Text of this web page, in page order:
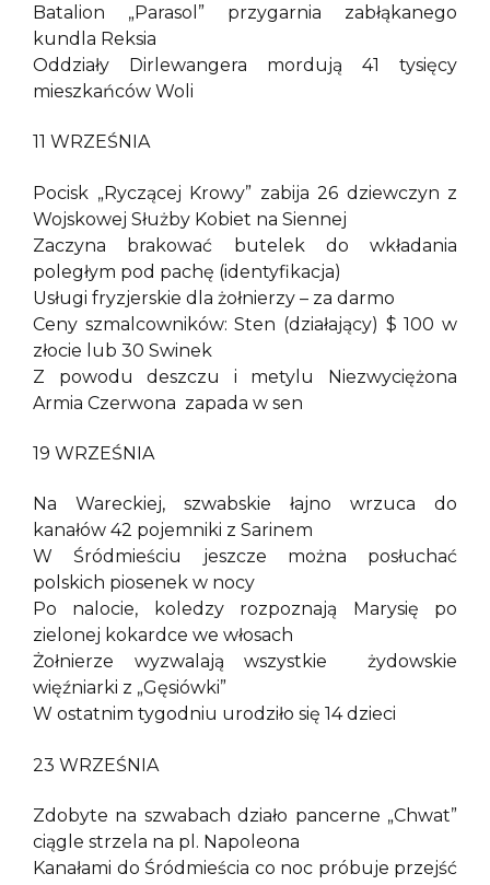
Batalion „Parasol” przygarnia zabłąkanego
kundla Reksia
Oddziały Dirlewangera mordują 41 tysięcy
mieszkańców Woli
11 WRZEŚNIA
Pocisk „Ryczącej Krowy” zabija 26 dziewczyn z
Wojskowej Służby Kobiet na Siennej
Zaczyna brakować butelek do wkładania
poległym pod pachę (identyfikacja)
Usługi fryzjerskie dla żołnierzy – za darmo
Ceny szmalcowników: Sten (działający) $ 100 w
złocie lub 30 Swinek
Z powodu deszczu i metylu Niezwyciężona
Armia Czerwona zapada w sen
19 WRZEŚNIA
Na Wareckiej, szwabskie łajno wrzuca do
kanałów 42 pojemniki z Sarinem
W Śródmieściu jeszcze można posłuchać
polskich piosenek w nocy
Po nalocie, koledzy rozpoznają Marysię po
zielonej kokardce we włosach
Żołnierze wyzwalają wszystkie żydowskie
więźniarki z „Gęsiówki”
W ostatnim tygodniu urodziło się 14 dzieci
23 WRZEŚNIA
Zdobyte na szwabach działo pancerne „Chwat”
ciągle strzela na pl. Napoleona
Kanałami do Śródmieścia co noc próbuje przejść